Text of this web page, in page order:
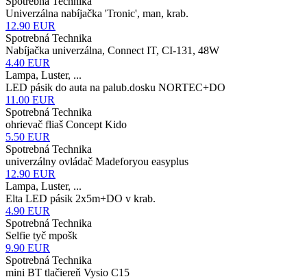
Univerzálna nabíjačka 'Tronic', man, krab.
12.90 EUR
Spotrebná Technika
Nabíjačka univerzálna, Connect IT, CI-131, 48W
4.40 EUR
Lampa, Luster, ...
LED pásik do auta na palub.dosku NORTEC+DO
11.00 EUR
Spotrebná Technika
ohrievač fliaš Concept Kido
5.50 EUR
Spotrebná Technika
univerzálny ovládač Madeforyou easyplus
12.90 EUR
Lampa, Luster, ...
Elta LED pásik 2x5m+DO v krab.
4.90 EUR
Spotrebná Technika
Selfie tyč mpošk
9.90 EUR
Spotrebná Technika
mini BT tlačiereň Vysio C15